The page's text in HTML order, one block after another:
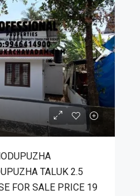
TALUK 2.5
FOR SALE PRICE 19